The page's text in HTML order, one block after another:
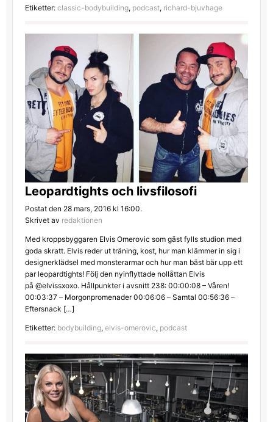
Etiketter: classic-bodybuilding, podcast, richard-bjuvhage
Leopardtights och livsfilosofi
Postat den 28 mars, 2016 kl 16:00.
Skrivet av redaktionen
Med kroppsbyggaren Elvis Omerovic som gäst fylls studion med
goda skratt. Elvis reder ut träning, kost, hur man klämmer in sig i
designerklädsel med monsterarmar och hur man bäst bär upp ett
par leopardtights! Följ den nyinflyttade nollåttan Elvis
på @elvissxoxo. Hållpunkter i avsnitt 238: 00:00:08 – Våren!
00:03:37 – Morgonpromenader 00:06:06 – Samtal 00:56:36 –
Eftersnack […]
Etiketter: bodybuilding, elvis-omerovic, podcast